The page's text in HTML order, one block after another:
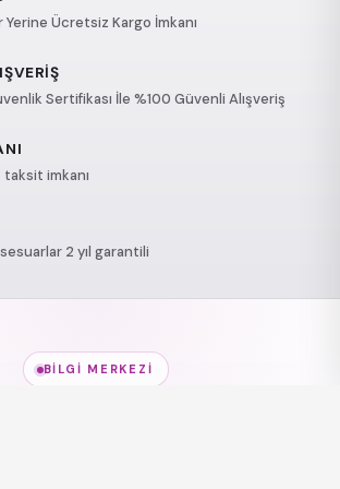
Yerine Ücretsiz Kargo İmkanı
Sertifikası İle %100 Güvenli Alışveriş
taksit imkanı
2 yıl garantili
BILGI MERKEZI